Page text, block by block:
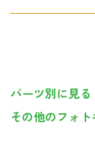
パーツ別に見
その他のフォ